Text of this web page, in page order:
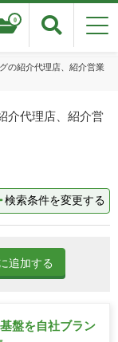
0
の紹介代理店、紹介営業
介代理店、紹介営
検索条件を変更する
追加する
盤を自社ブラン